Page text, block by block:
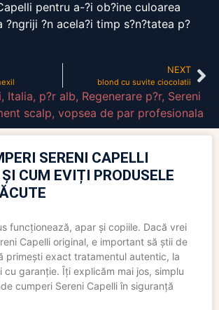
pentru a-?i ob?ine culoarea
?ngriji ?n acela?i timp s?n?tatea p?
NEXT
blond cu suvite ciocolatii
, Italia, p?r alb, Regenerare p?r, Sereni
scalp, vopsea de par profesionala
SERENI CAPELLI
CUM EVIȚI PRODUSELE
funcționează, apar și copiile. Dacă vrei
Capelli original, e important să știi de
primești exact tratamentul autentic, la
cu garanție. Îți explicăm mai jos, simplu
cumperi Sereni Capelli în siguranță